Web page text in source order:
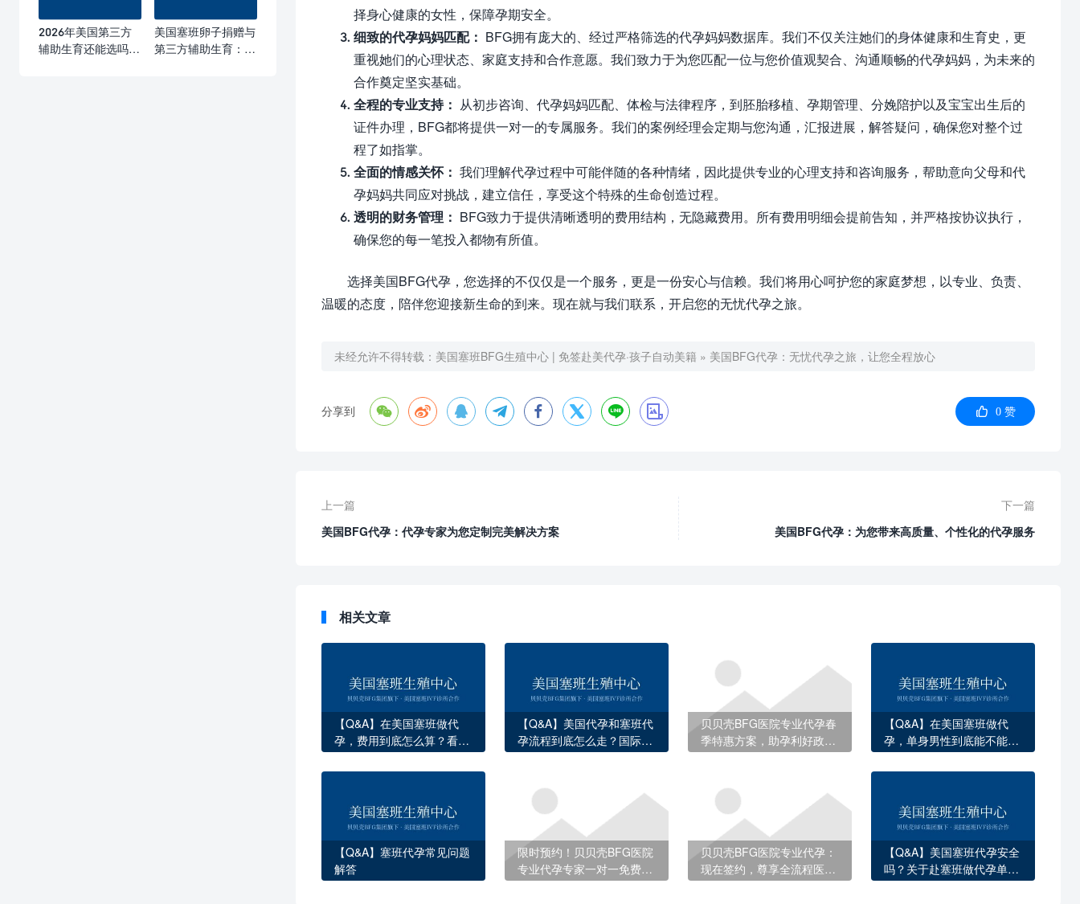
择身心健康的女性，保障孕期安全。
细致的代孕妈妈匹配： BFG拥有庞大的、经过严格筛选的代孕妈妈数据库。我们不仅关注她们的身体健康和生育史，更
重视她们的心理状态、家庭支持和合作意愿。我们致力于为您匹配一位与您价值观契合、沟通顺畅的代孕妈妈，为未来的
合作奠定坚实基础。
全程的专业支持：
从初步咨询、代孕妈妈匹配、体检与法律程序，到胚胎移植、孕期管理、分娩陪护以及宝宝出生后的
证件办理，BFG都将提供一对一的专属服务。我们的案例经理会定期与您沟通，汇报进展，解答疑问，确保您对整个过
程了如指掌。
全面的情感关怀： 我们理解代孕过程中可能伴随的各种情绪，因此提供专业的心理支持和咨询服务，帮助意向父母和代
孕妈妈共同应对挑战，建立信任，享受这个特殊的生命创造过程。
透明的财务管理： BFG致力于提供清晰透明的费用结构，无隐藏费用。所有费用明细会提前告知，并严格按协议执行，
确保您的每一笔投入都物有所值。
选择美国BFG代孕，您选择的不仅仅是一个服务，更是一份安心与信赖。我们将用心呵护您的家庭梦想，以专业、负责、
温暖的态度，陪伴您迎接新生命的到来。现在就与我们联系，开启您的无忧代孕之旅。
未经允许不得转载： 美国塞班BFG生殖中心 | 免签赴美代孕·孩子自动美籍 » 美国BFG代孕：无忧代孕之旅，让您全程放心
分享到          0 赞
上一篇
美国BFG代孕：代孕专家为您定制完美解决方案
下一篇
美国BFG代孕：为您带来高质量、个性化的代孕服务
相关文章
【Q&A】在美国塞班做代
孕，费用到底怎么算？看完
【Q&A】美国代孕和塞班代
孕流程到底怎么走？国际家
贝贝壳BFG医院专业代孕春
季特惠方案，助孕利好政策
【Q&A】在美国塞班做代
孕，单身男性到底能不能合
【Q&A】塞班代孕常见问题
解答
限时预约！贝贝壳BFG医院
专业代孕专家一对一免费定
贝贝壳BFG医院专业代孕：
现在签约，尊享全流程医疗
【Q&A】美国塞班代孕安全
吗？关于赴塞班做代孕单身
2026年美国第三方
辅助生育还能选吗？
美国塞班卵子捐赠与
第三方辅助生育：单